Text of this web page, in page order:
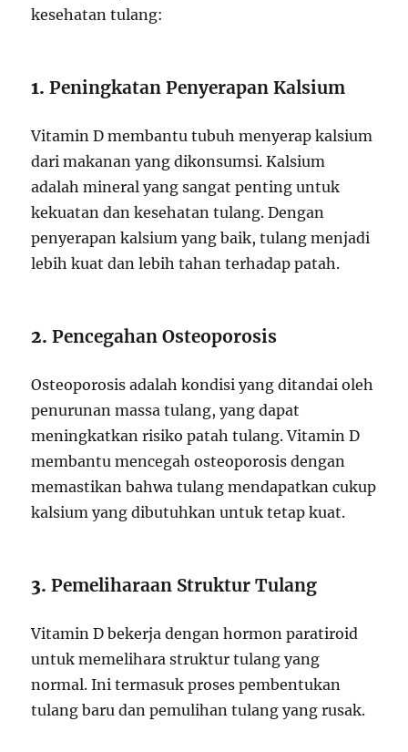
kesehatan tulang:
1.Peningkatan Penyerapan Kalsium
Vitamin D membantu tubuh menyerap kalsium
dari makanan yang dikonsumsi. Kalsium
adalah mineral yang sangat penting untuk
kekuatan dan kesehatan tulang. Dengan
penyerapan kalsium yang baik, tulang menjadi
lebih kuat dan lebih tahan terhadap patah.
2.Pencegahan Osteoporosis
Osteoporosis adalah kondisi yang ditandai oleh
penurunan massa tulang, yang dapat
meningkatkan risiko patah tulang. Vitamin D
membantu mencegah osteoporosis dengan
memastikan bahwa tulang mendapatkan cukup
kalsium yang dibutuhkan untuk tetap kuat.
3.Pemeliharaan Struktur Tulang
Vitamin D bekerja dengan hormon paratiroid
untuk memelihara struktur tulang yang
normal. Ini termasuk proses pembentukan
tulang baru dan pemulihan tulang yang rusak.